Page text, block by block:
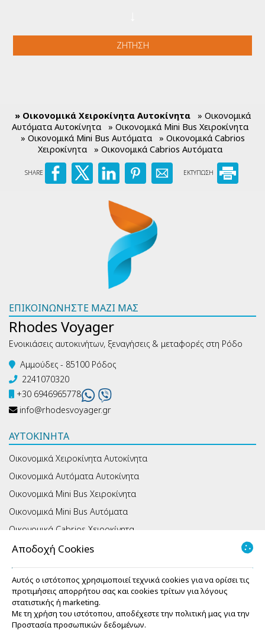
ΖΉΤΗΣΗ
» Οικονομικά Χειροκίνητα Αυτοκίνητα
» Οικονομικά
Αυτόματα Αυτοκίνητα
» Οικονομικά Mini Bus Χειροκίνητα
» Οικονομικά Mini Bus Αυτόματα
» Οικονομικά Cabrios
Χειροκίνητα
» Οικονομικά Cabrios Αυτόματα
SHARE ΕΚΤΥΠΩΣΗ
ΕΠΙΚΟΙΝΩΝΉΣΤΕ ΜΑΖΊ ΜΑΣ
Rhodes Voyager
Ενοικιάσεις αυτοκινήτων, ξεναγήσεις & μεταφορές στη Ρόδο
Αμμούδες - 85100 Ρόδος
2241070320
+30 6946965778
info@rhodesvoyager.gr
ΑΥΤΟΚΊΝΗΤΑ
Οικονομικά Χειροκίνητα Αυτοκίνητα
Οικονομικά Αυτόματα Αυτοκίνητα
Οικονομικά Mini Bus Χειροκίνητα
Οικονομικά Mini Bus Αυτόματα
Οικονομικά Cabrios Χειροκίνητα
Οικονομικά Cabrios Αυτόματα
ΠΛΗΡΟΦΟΡΊΕΣ
Γραφεία
Όροι ενοικίασης
Ασφάλεια
Αποδοχή Cookies
Αυτός ο ιστότοπος χρησιμοποιεί τεχνικά cookies για να ορίσει τις
προτιμήσεις απορρήτου σας και cookies τρίτων για λόγους
στατιστικής ή marketing.
Με τη χρήση του ιστότοπου, αποδέχεστε την πολιτική μας για την
Προστασία προσωπικών δεδομένων.